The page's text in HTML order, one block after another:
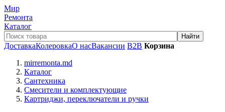
Мир
Ремонта
Каталог
ДоставкаКолеровкаО насВакансии B2B Корзина
mirremonta.md
Каталог
Сантехника
Смесители и комплектующие
Картриджи, переключатели и ручки